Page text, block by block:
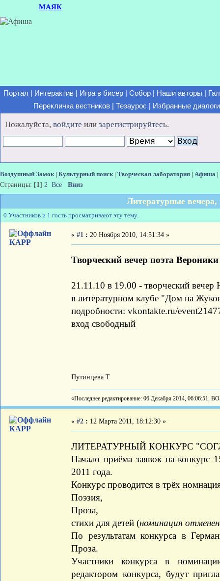
МАЯК
Портал Интерактив| Игра в бисер| Собор| Наши авторы
Перекличка вестников
Тезаурос Избранные диалоги
Пожалуйста, войдите или зарегистрируйтесь.
Воздушный Замок| Культурный поиск| Творческая лаборатория Афиша
Страницы: [1] 2 Все Вниз
Литературные
0 Участников и 1 гость просматривают эту тему.
КАРР
« #1 : 20 Ноября 2010, 14:51:34 »
Творческий вечер поэта
21.11.10 в 19.00 - творческий
в литературном клубе "Дом на
подробности: vkontakte.ru/
вход свободный
Путинцева Т
«Последнее редактирование: 06 Декабря 2014, 06:06:51,
КАРР
« #2 : 12 Марта 2011, 18:12:30 »
ЛИТЕРАТУРНЫЙ КОНКУРС
Начало приёма заявок на конкурс
2011 года.
Конкурс проводится в трёх
Поэзия,
Проза,
стихи для детей (номинация
По результатам конкурса в
Проза.
Участники конкурса в
редактором конкурса, будут